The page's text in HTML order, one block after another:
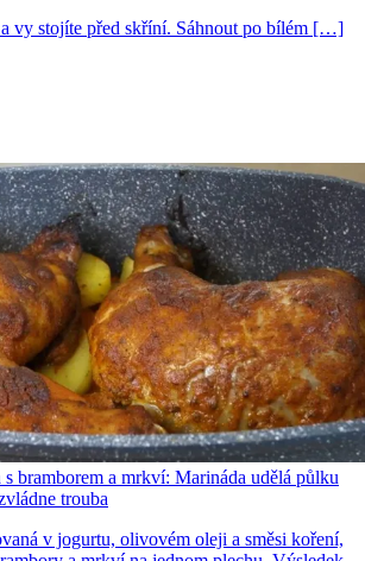
vy stojíte před skříní. Sáhnout po bílém […]
s bramborem a mrkví: Marináda udělá půlku
trouba
v jogurtu, olivovém oleji a směsi koření,